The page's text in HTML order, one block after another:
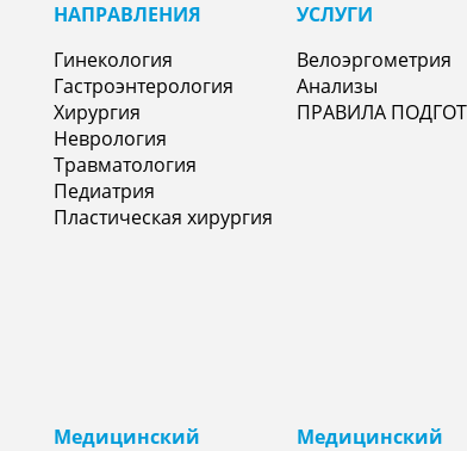
НАПРАВЛЕНИЯㅤ
Гинекология
Гастроэнтерология
Хирургия
Неврология
Травматология
Педиатрия
Пластическая хирургия
УСЛУГИ
Велоэргометрия
Анализы
ПРАВИЛА
Медицинский
Медицинский